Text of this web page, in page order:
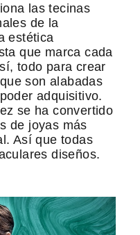
las tecinas
de la
estética
que marca cada
todo para crear
que son alabadas
adquisitivo.
se ha convertido
de joyas más
Así que todas
diseños.